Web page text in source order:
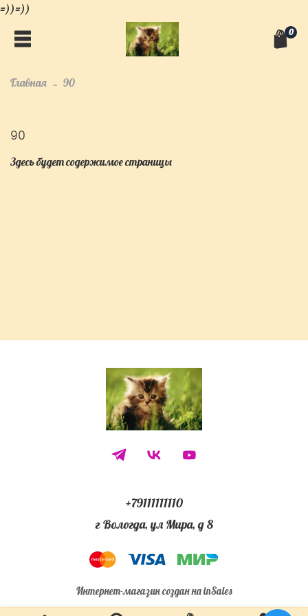
=))=))
0
Главная 90
90
Здесь будет содержимое страницы
+79111111110
г Вологда, ул Мира, д 8
Интернет-магазин создан на inSales